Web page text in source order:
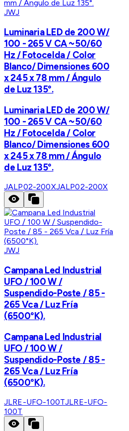
JWJ
Luminaria LED de 200 W/
100 - 265 V CA ~50/60
Hz / Fotocelda / Color
Blanco/ Dimensiones 600
x 245 x 78 mm / Ángulo
de Luz 135°.
Luminaria LED de 200 W/
100 - 265 V CA ~50/60
Hz / Fotocelda / Color
Blanco/ Dimensiones 600
x 245 x 78 mm / Ángulo
de Luz 135°.
JALP02-200XJALP02-200X
JWJ
Campana Led Industrial
UFO / 100 W /
Suspendido-Poste / 85 -
265 Vca / Luz Fría
(6500°K).
Campana Led Industrial
UFO / 100 W /
Suspendido-Poste / 85 -
265 Vca / Luz Fría
(6500°K).
JLRE-UFO-100TJLRE-UFO-
100T